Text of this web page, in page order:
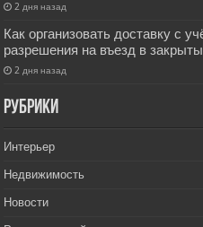
2 дня назад
Как организовать доставку с
разрешения на въезд в
2 дня назад
РУбрики
Интерьер
Недвижимость
Новости